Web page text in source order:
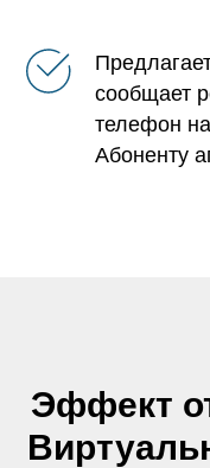
сообщает
телефон
Абоненту
Эффект